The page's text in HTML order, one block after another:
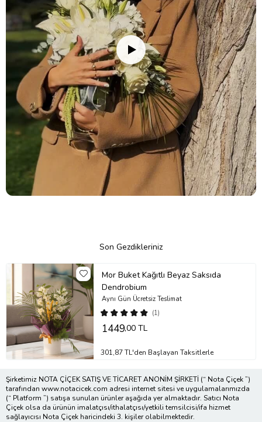
Son Gezdikleriniz
Mor Buket Kağıtlı Beyaz Saksıda
Dendrobium
(1)
Aynı Gün Ücretsiz Teslimat
1449,00 TL
301,87 TL'den Başlayan Taksitlerle
Şirketimiz NOTA ÇİÇEK SATIŞ VE TİCARET ANONİM ŞİRKETİ (“ Nota Çiçek ”)
tarafından www.notacicek.com adresi internet sitesi ve uygulamalarımızda
(“ Platform ”) satışa sunulan ürünler aşağıda yer almaktadır. Satıcı Nota
Çiçek olsa da ürünün imalatçısı/ithalatçısı/yetkili temsilcisi/ifa hizmet
sağlayıcısı Nota Çiçek haricindeki 3. kişiler olabilmektedir.